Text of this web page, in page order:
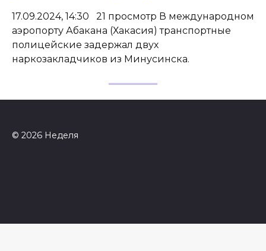
17.09.2024, 14:30 21 просмотр В международном
аэропорту Абакана (Хакасия) транспортные
полицейские задержал двух
наркозакладчиков из Минусинска.
© 2026 Неделя